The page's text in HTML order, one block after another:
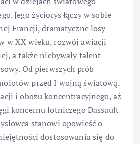
Jego życiorys łączy w sobie
Francji, dramatyczne losy
w XX wieku, rozwój awiacji
a także niebywały talent
Od pierwszych prób
przed I wojną światową,
i obozu koncentracyjnego, aż
koncernu lotniczego Dassault
stanowi opowieść o
dostosowania się do